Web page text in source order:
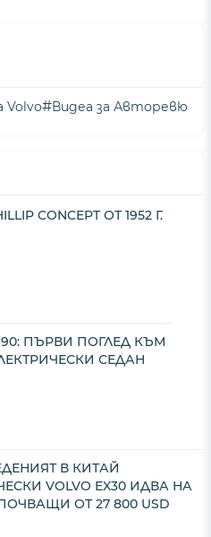
Volvo#Видеа за Авторевю
CONCEPT ОТ 1952 Г.
ПЪРВИ ПОГЛЕД КЪМ
СЕДАН
В КИТАЙ
VOLVO EX30 ИДВА НА
ОТ 27 800 USD